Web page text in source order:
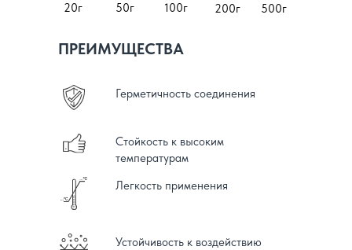
Герметичность соединения
Стойкость к высоким
температурам
Устойчивость к воздействию
Легкость применения
ПРЕИМУЩЕСТВА
50г 100г
20г 200г 500г